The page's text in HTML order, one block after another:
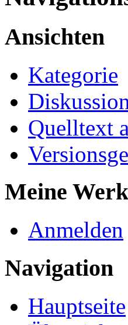
Ansichten
Kategorie
Quelltext
Meine
Anmelden
Navigation
Hauptseite